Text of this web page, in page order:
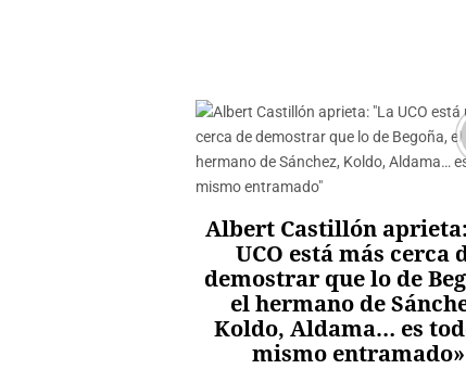
Albert Castillón
UCO está más cerca
demostrar que lo de
el hermano de
Koldo, Aldama… es
mismo entramado»